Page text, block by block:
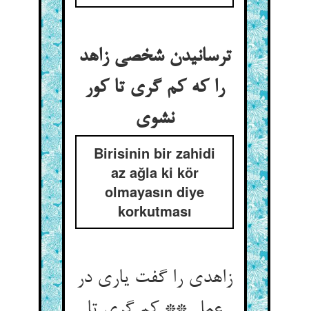
ترسانیدن شخصی زاهد
را که کم گری تا کور
نشوی
Birisinin bir zahidi
az ağla ki kör
olmayasın diye
korkutması
زاهدی را گفت یاری در